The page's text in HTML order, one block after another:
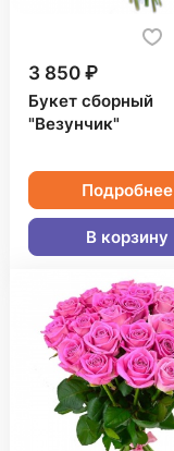
3 850 ₽
Букет сборный
"Везунчик"
Подробнее
В корзину